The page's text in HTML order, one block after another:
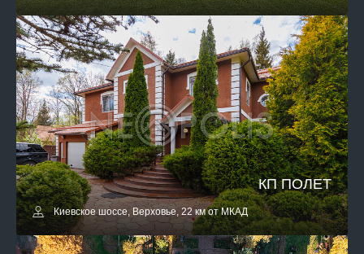
КП ПОЛЕТ
Киевское шоссе, Верховье, 22 км от МКАД